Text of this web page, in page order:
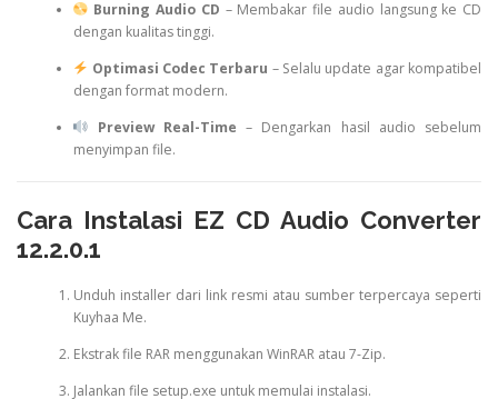
Burning Audio CD – Membakar file audio langsung ke CD
dengan kualitas tinggi.
Optimasi Codec Terbaru – Selalu update agar kompatibel
dengan format modern.
Preview Real-Time – Dengarkan hasil audio sebelum
menyimpan file.
Cara Instalasi EZ CD Audio Converter
12.2.0.1
Unduh installer dari link resmi atau sumber terpercaya seperti
Kuyhaa Me.
Ekstrak file RAR menggunakan WinRAR atau 7-Zip.
Jalankan file setup.exe untuk memulai instalasi.